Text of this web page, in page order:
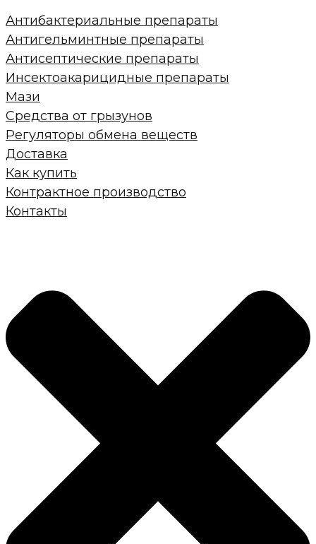
Антибактериальные препараты
Антигельминтные препараты
Антисептические препараты
Инсектоакарицидные препараты
Мази
Средства от грызунов
Регуляторы обмена веществ
Доставка
Как купить
Контрактное производство
Контакты